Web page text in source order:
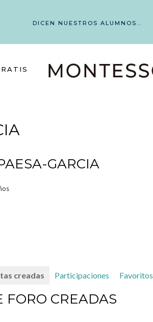
DICEN NUESTROS ALUMNOS…
GARCIA
creadas Participaciones Favoritos
FORO CREADAS